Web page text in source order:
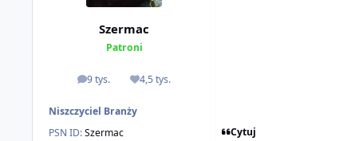
Szermac
Patroni
9 tys.
odpowiedzi4,5 tys.
Reputacja
Niszczyciel Branży
PSN ID:Szermac Cytuj